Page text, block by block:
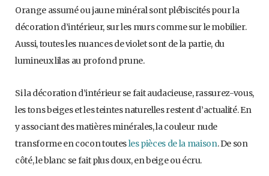
Orange assumé ou jaune minéral sont plébiscités pour la
décoration d’intérieur, sur les murs comme sur le mobilier.
Aussi, toutes les nuances de violet sont de la partie, du
lumineux lilas au profond prune.
Si la décoration d’intérieur se fait audacieuse, rassurez-vous,
les tons beiges et les teintes naturelles restent d’actualité. En
y associant des matières minérales, la couleur nude
transforme en cocon toutesles pièces de la maison. De son
côté, le blanc se fait plus doux, en beige ou écru.